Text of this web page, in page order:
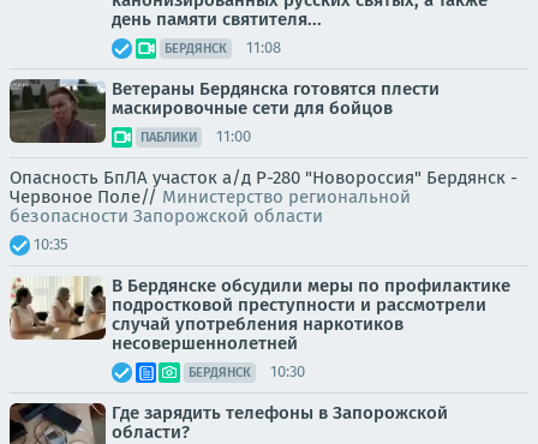
день памяти святителя...
БЕРДЯНСК 11:08
Ветераны Бердянска готовятся плести
маскировочные сети для бойцов
ПАБЛИКИ 11:00
Опасность БпЛА участок а/д Р-280 "Новороссия" Бердянск -
Червоное Поле// Министерство региональной
безопасности Запорожской области
10:35
В Бердянске обсудили меры по профилактике
подростковой преступности и рассмотрели
случай употребления наркотиков
несовершеннолетней
БЕРДЯНСК 10:30
Где зарядить телефоны в Запорожской
области?